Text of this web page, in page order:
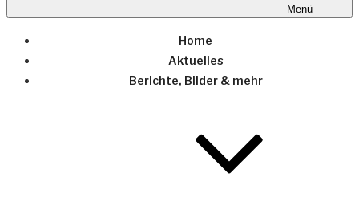
Menü
Home
Aktuelles
Berichte, Bilder & mehr